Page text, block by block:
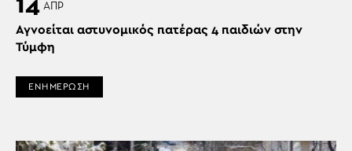
ΑΠΡ
Αγνοείται αστυνομικός πατέρας 4 παιδιών στην
Τύμφη
ΕΝΗΜΕΡΩΣΗ